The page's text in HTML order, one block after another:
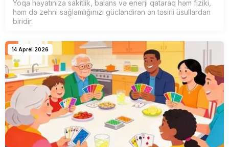
Yoqa həyatınıza sakitlik, balans və enerji qataraq həm fiziki,
həm də zehni sağlamlığınızı gücləndirən ən təsirli üsullardan
biridir.
14 Aprel 2026